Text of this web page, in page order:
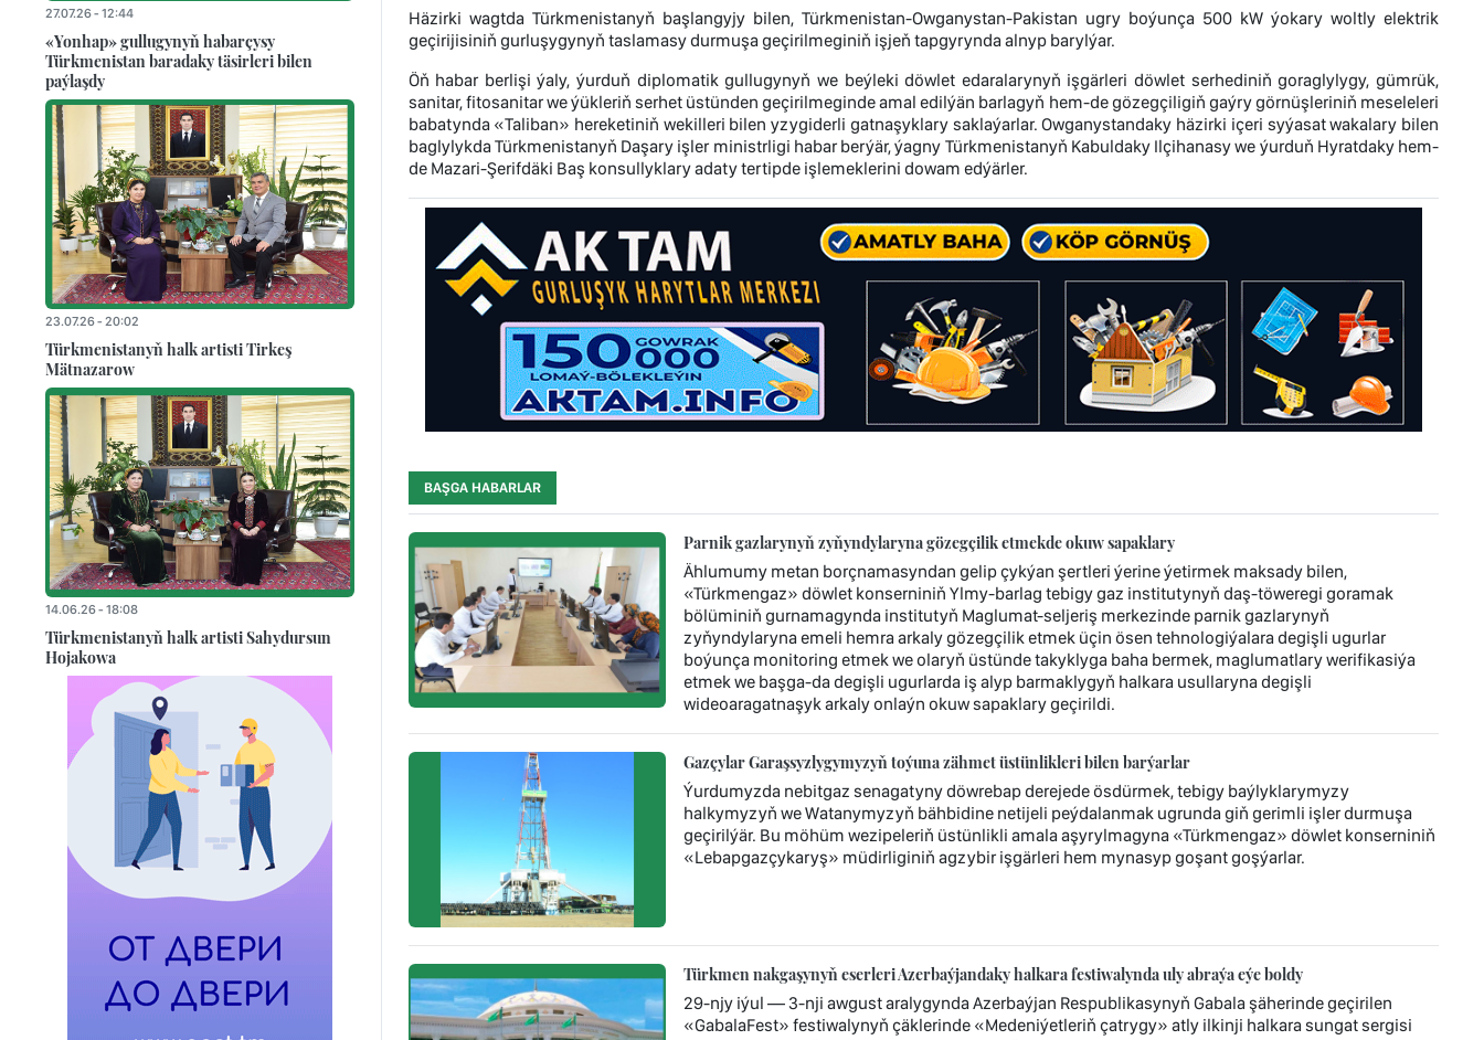
Häzirki wagtda Türkmenistanyň başlangyjy bilen, Türkmenistan-Owganystan-Pakistan ugry boýunça 500 kW ýokary woltly elektrik
geçirijisiniň gurluşygynyň taslamasy durmuşa geçirilmeginiň işjeň tapgyrynda alnyp barylýar.
Öň habar berlişi ýaly, ýurduň diplomatik gullugynyň we beýleki döwlet edaralarynyň işgärleri döwlet serhediniň goraglylygy, gümrük,
sanitar, fitosanitar we ýükleriň serhet üstünden geçirilmeginde amal edilýän barlagyň hem-de gözegçiligiň gaýry görnüşleriniň meseleleri
babatynda «Таliban» hereketiniň wekilleri bilen yzygiderli gatnaşyklary saklaýarlar. Owganystandaky häzirki içeri syýasat wakalary bilen
baglylykda Türkmenistanyň Daşary işler ministrligi habar berýär, ýagny Türkmenistanyň Kabuldaky Ilçihanasy we ýurduň Hyratdaky hem-
de Mazari-Şerifdäki Baş konsullyklary adaty tertipde işlemeklerini dowam edýärler.
BAŞGA HABARLAR
Parnik gazlarynyň zyňyndylaryna gözegçilik etmekde okuw sapaklary
Ählumumy metan borçnamasyndan gelip çykýan şertleri ýerine ýetirmek maksady bilen,
«Türkmengaz» döwlet konserniniň Ylmy-barlag tebigy gaz institutynyň daş-töweregi goramak
bölüminiň gurnamagynda institutyň Maglumat-seljeriş merkezinde parnik gazlarynyň
zyňyndylaryna emeli hemra arkaly gözegçilik etmek üçin ösen tehnologiýalara degişli ugurlar
boýunça monitoring etmek we olaryň üstünde takyklyga baha bermek, maglumatlary werifikasiýa
etmek we başga-da degişli ugurlarda iş alyp barmaklygyň halkara usullaryna degişli
wideoaragatnaşyk arkaly onlaýn okuw sapaklary geçirildi.
Gazçylar Garaşsyzlygymyzyň toýuna zähmet üstünlikleri bilen barýarlar
Ýurdumyzda nebitgaz senagatyny döwrebap derejede ösdürmek, tebigy baýlyklarymyzy
halkymyzyň we Watanymyzyň bähbidine netijeli peýdalanmak ugrunda giň gerimli işler durmuşa
geçirilýär. Bu möhüm wezipeleriň üstünlikli amala aşyrylmagyna «Türkmengaz» döwlet konserniniň
«Lebapgazçykaryş» müdirliginiň agzybir işgärleri hem mynasyp goşant goşýarlar.
Türkmen nakgaşynyň eserleri Azerbaýjandaky halkara festiwalynda uly abraýa eýe boldy
29-njy iýul — 3-nji awgust aralygynda Azerbaýjan Respublikasynyň Gabala şäherinde geçirilen
«GabalaFest» festiwalynyň çäklerinde «Medeniýetleriň çatrygy» atly ilkinji halkara sungat sergisi
27.07.26 - 12:44
«Yonhap» gullugynyň habarçysy
Türkmenistan baradaky täsirleri bilen
paýlaşdy
23.07.26 - 20:02
Türkmenistanyň halk artisti Tirkeş
Mätnazarow
14.06.26 - 18:08
Türkmenistanyň halk artisti Sahydursun
Hojakowa